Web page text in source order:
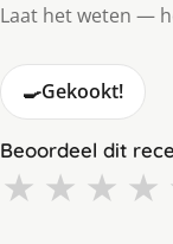
Laat het weten —
🍳Gekookt!
Beoordeel dit
★ ★ ★ ★